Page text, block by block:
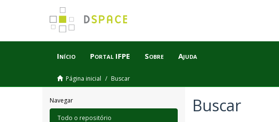
Início Portal IFPE Sobre Ajuda
Página inicial Buscar
Navegar
Todo o repositório
Buscar